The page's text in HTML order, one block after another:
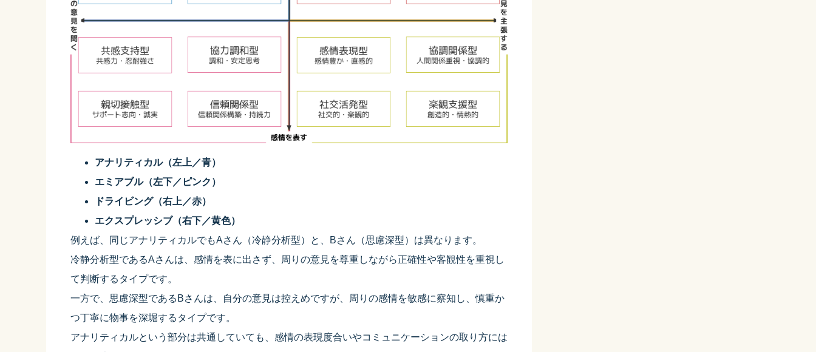
アナリティカル（左上／青）
エミアブル（左下／ピンク）
ドライビング（右上／赤）
エクスプレッシブ（右下／黄色）
例えば、同じアナリティカルでもAさん（冷静分析型）と、Bさん（思慮深型）は異なります。
冷静分析型であるAさんは、感情を表に出さず、周りの意見を尊重しながら正確性や客観性を重視し
て判断するタイプです。
一方で、思慮深型であるBさんは、自分の意見は控えめですが、周りの感情を敏感に察知し、慎重か
つ丁寧に物事を深堀するタイプです。
アナリティカルという部分は共通していても、感情の表現度合いやコミュニケーションの取り方には